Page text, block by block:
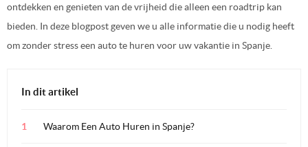
ontdekken en genieten van de vrijheid die alleen een roadtrip kan
bieden. In deze blogpost geven we u alle informatie die u nodig heeft
om zonder stress een auto te huren voor uw vakantie in Spanje.
In dit artikel
Waarom Een Auto Huren in Spanje?